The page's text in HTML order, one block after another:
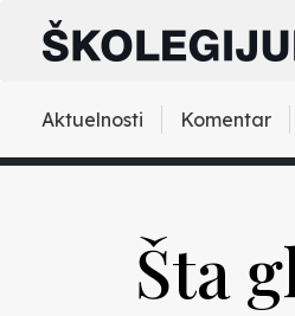
Aktuelnosti Komentar
Šta